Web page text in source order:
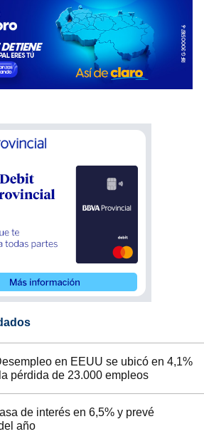
en EEUU se ubicó en 4,1%
pérdida de 23.000 empleos
de interés en 6,5% y prevé
año